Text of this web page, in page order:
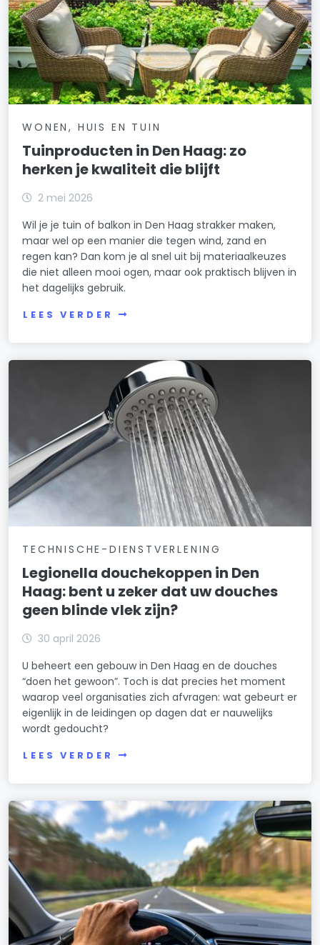
WONEN, HUIS EN TUIN
Tuinproducten in Den Haag: zo
herken je kwaliteit die blijft
2 mei 2026
Wil je je tuin of balkon in Den Haag strakker maken,
maar wel op een manier die tegen wind, zand en
regen kan? Dan kom je al snel uit bij materiaalkeuzes
die niet alleen mooi ogen, maar ook praktisch blijven in
het dagelijks gebruik.
LEES VERDER
TECHNISCHE-DIENSTVERLENING
Legionella douchekoppen in Den
Haag: bent u zeker dat uw douches
geen blinde vlek zijn?
30 april 2026
U beheert een gebouw in Den Haag en de douches
“doen het gewoon”. Toch is dat precies het moment
waarop veel organisaties zich afvragen: wat gebeurt er
eigenlijk in de leidingen op dagen dat er nauwelijks
wordt gedoucht?
LEES VERDER